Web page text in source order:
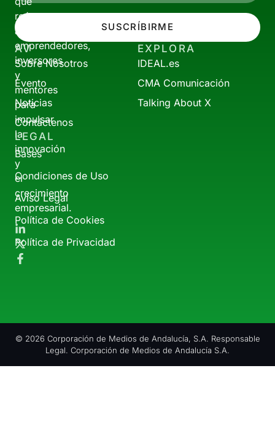
reúne
a
emprendedores,
inversores
y
mentores
para
impulsar
la
innovación
y
el
crecimiento
empresarial.
SUSCRÍBIRME
AV
Sobre Nosotros
Evento
Noticias
Contáctenos
EXPLORA
IDEAL.es
CMA Comunicación
Talking About X
LEGAL
Bases
Condiciones de Uso
Aviso Legal
Política de Cookies
Política de Privacidad
© 2026 Corporación de Medios de Andalucía, S.A. Responsable
Legal. Corporación de Medios de Andalucía S.A.